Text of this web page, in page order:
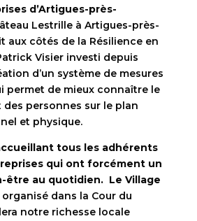
d’Artigues-près-
Lestrille à Artigues-près-
aux côtés de la Résilience en
Visier investi depuis
d’un système de mesures
permet de mieux connaître le
personnes sur le plan
et physique.
tous les adhérents
qui ont forcément un
être au quotidien. Le Village
dans la Cour du
notre richesse locale